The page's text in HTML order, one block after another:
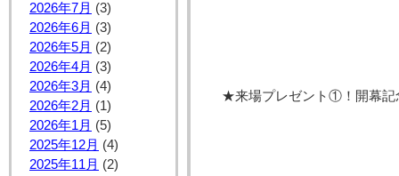
2026年7月 (3)
2026年6月 (3)
2026年5月 (2)
2026年4月 (3)
2026年3月 (4)
2026年2月 (1)
2026年1月 (5)
2025年12月 (4)
2025年11月 (2)
★来場プレゼント①！開幕記